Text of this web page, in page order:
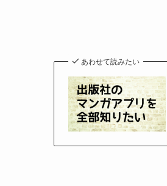
あわせて読みたい